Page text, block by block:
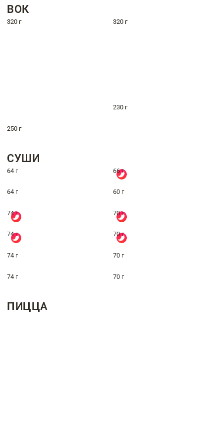
ВОК
320 г 320 г
230 г
250 г
СУШИ
64 г 66 г
64 г 60 г
74 г 70 г
74 г 70 г
74 г 70 г
74 г 70 г
ПИЦЦА